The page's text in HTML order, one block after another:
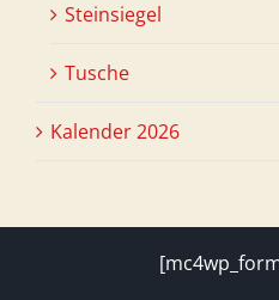
Steinsiegel
Tusche
Kalender 2026